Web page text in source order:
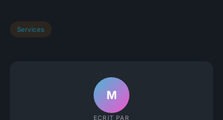
Services
M
ECRIT PAR